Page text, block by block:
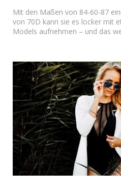
Mit den Maßen von 84-60-87
von 70D kann sie es locker mit
Models aufnehmen – und das